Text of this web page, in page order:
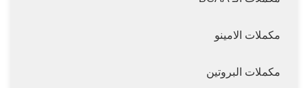
مكملات الامينو
مكملات البروتين